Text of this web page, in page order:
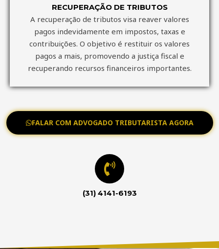
RECUPERAÇÃO DE TRIBUTOS
A recuperação de tributos visa reaver valores
pagos indevidamente em impostos, taxas e
contribuições. O objetivo é restituir os valores
pagos a mais, promovendo a justiça fiscal e
recuperando recursos financeiros importantes.
FALAR COM ADVOGADO TRIBUTARISTA AGORA
(31) 4141-6193